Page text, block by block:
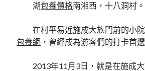
湖包養價格南湘西，十八洞村。
在村平易近施成大族門前的小
包養網 ，曾經成為游客們的打卡首選
2013年11月3日，就是在施成